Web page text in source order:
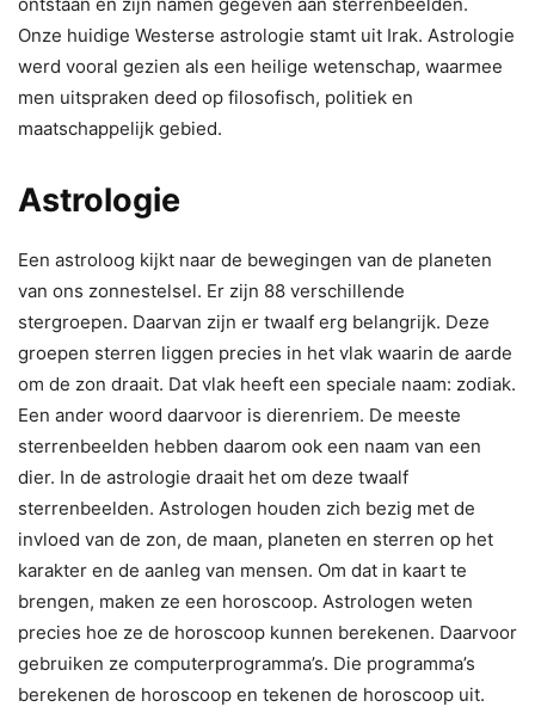
Onze huidige Westerse astrologie stamt uit Irak. Astrologie
werd vooral gezien als een heilige wetenschap, waarmee
men uitspraken deed op filosofisch, politiek en
maatschappelijk gebied.
Astrologie
Een astroloog kijkt naar de bewegingen van de planeten
van ons zonnestelsel. Er zijn 88 verschillende
stergroepen. Daarvan zijn er twaalf erg belangrijk. Deze
groepen sterren liggen precies in het vlak waarin de aarde
om de zon draait. Dat vlak heeft een speciale naam: zodiak.
Een ander woord daarvoor is dierenriem. De meeste
sterrenbeelden hebben daarom ook een naam van een
dier. In de astrologie draait het om deze twaalf
sterrenbeelden. Astrologen houden zich bezig met de
invloed van de zon, de maan, planeten en sterren op het
karakter en de aanleg van mensen. Om dat in kaart te
brengen, maken ze een horoscoop. Astrologen weten
precies hoe ze de horoscoop kunnen berekenen. Daarvoor
gebruiken ze computerprogramma’s. Die programma’s
berekenen de horoscoop en tekenen de horoscoop uit.